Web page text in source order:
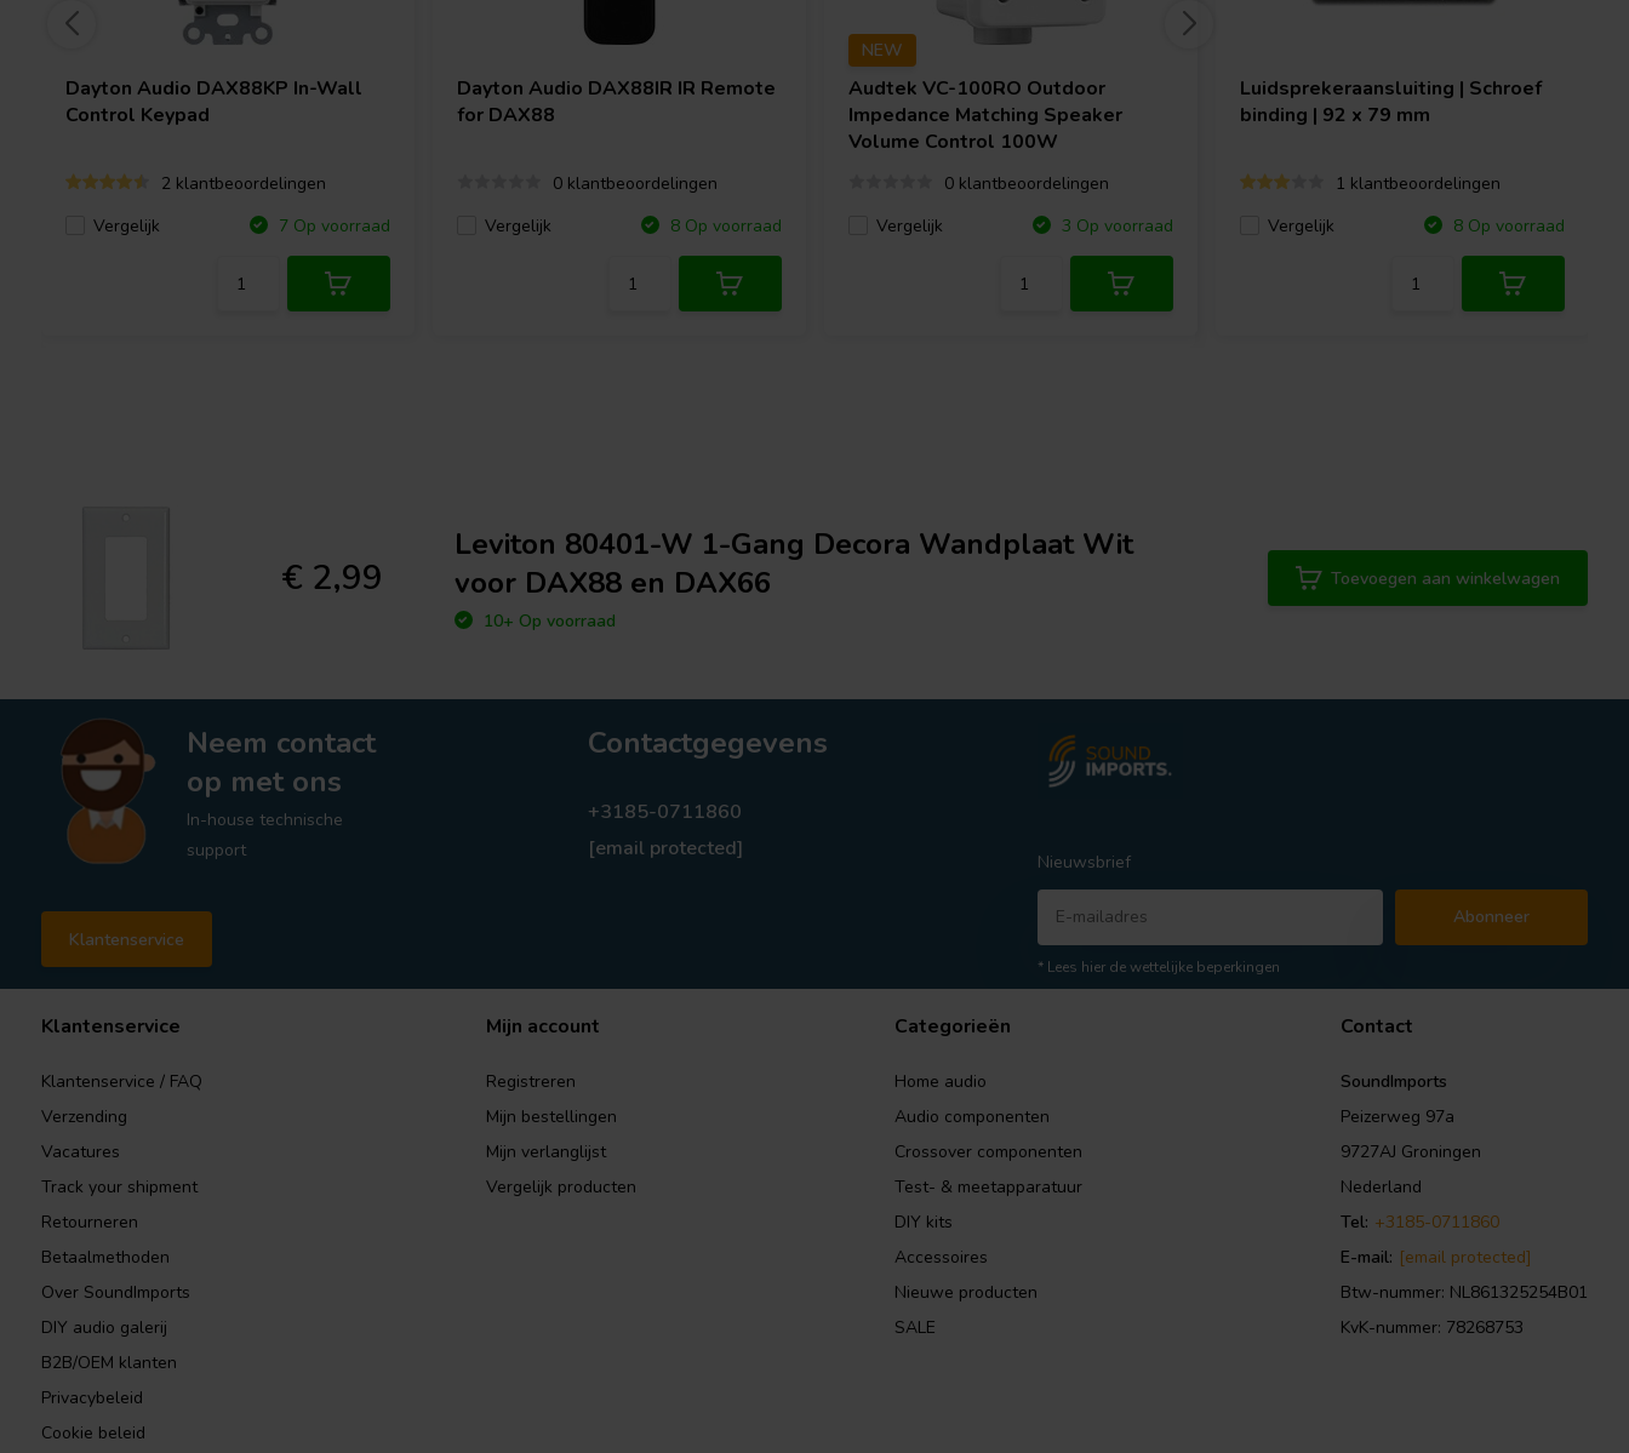
Dayton Audio DAX88KP In-Wall
Control Keypad
2 klantbeoordelingen
Vergelijk
7 Op voorraad
Dayton Audio DAX88IR IR Remote
for DAX88
0 klantbeoordelingen
Vergelijk
8 Op voorraad
NEW
Audtek VC-100RO Outdoor
Impedance Matching Speaker
Volume Control 100W
0 klantbeoordelingen
Vergelijk
3 Op voorraad
Luidsprekeraansluiting | Schroef
binding | 92 x 79 mm
1 klantbeoordelingen
Vergelijk
8 Op voorraad
€ 2,99
Leviton 80401-W 1-Gang Decora Wandplaat Wit
voor DAX88 en DAX66
10+ Op voorraad
Toevoegen aan winkelwagen
Neem contact
op met ons
In-house technische
support
Klantenservice
Contactgegevens
+3185-0711860
[email protected]
Nieuwsbrief
Abonneer
* Lees hier de wettelijke beperkingen
Klantenservice
Klantenservice / FAQ
Verzending
Vacatures
Track your shipment
Retourneren
Betaalmethoden
Over SoundImports
DIY audio galerij
B2B/OEM klanten
Privacybeleid
Cookie beleid
Mijn account
Registreren
Mijn bestellingen
Mijn verlanglijst
Vergelijk producten
Categorieën
Home audio
Audio componenten
Crossover componenten
Test- & meetapparatuur
DIY kits
Accessoires
Nieuwe producten
SALE
Contact
SoundImports
Peizerweg 97a
9727AJ Groningen
Nederland
Tel: +3185-0711860
E-mail: [email protected]
Btw-nummer: NL861325254B01
KvK-nummer: 78268753